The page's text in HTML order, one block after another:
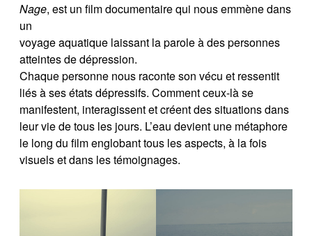
Nage, est un film documentaire qui nous emmène dans
un
voyage aquatique laissant la parole à des personnes
atteintes de dépression.
Chaque personne nous raconte son vécu et ressentit
liés à ses états dépressifs. Comment ceux-là se
manifestent, interagissent et créent des situations dans
leur vie de tous les jours. L’eau devient une métaphore
le long du film englobant tous les aspects, à la fois
visuels et dans les témoignages.